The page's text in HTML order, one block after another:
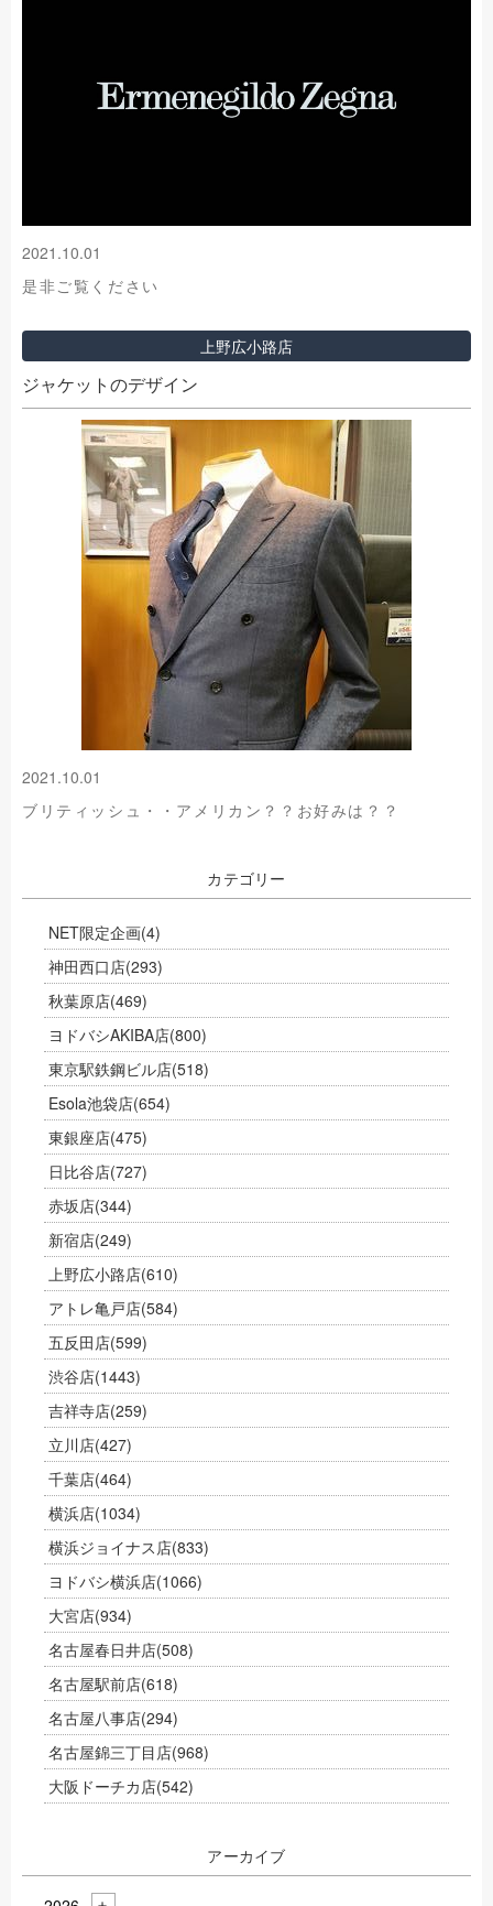
2021.10.01
是非ご覧ください
上野広小路店
ジャケットのデザイン
2021.10.01
ブリティッシュ・・アメリカン？？お好みは？？
カテゴリー
NET限定企画(4)
神田西口店(293)
秋葉原店(469)
ヨドバシAKIBA店(800)
東京駅鉄鋼ビル店(518)
Esola池袋店(654)
東銀座店(475)
日比谷店(727)
赤坂店(344)
新宿店(249)
上野広小路店(610)
アトレ亀戸店(584)
五反田店(599)
渋谷店(1443)
吉祥寺店(259)
立川店(427)
千葉店(464)
横浜店(1034)
横浜ジョイナス店(833)
ヨドバシ横浜店(1066)
大宮店(934)
名古屋春日井店(508)
名古屋駅前店(618)
名古屋八事店(294)
名古屋錦三丁目店(968)
大阪ドーチカ店(542)
アーカイブ